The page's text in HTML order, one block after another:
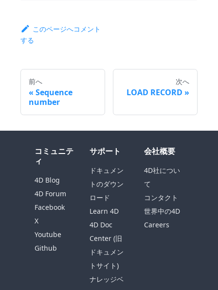
このページへコメント
する
前へ
Sequence
number
次へ
LOAD RECORD
コミュニテ
ィ
4D Blog
4D Forum
Facebook
X
Youtube
Github
サポート
ドキュメン
トのダウン
ロード
Learn 4D
4D Doc
Center (旧
ドキュメン
トサイト)
ナレッジベ
会社概要
4D社につい
て
コンタクト
世界中の4D
Careers